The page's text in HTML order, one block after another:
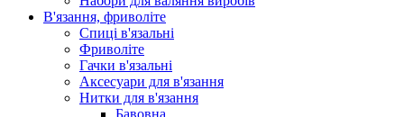
В'язання, фриволіте
Спиці в'язальні
Фриволіте
Гачки в'язальні
Аксесуари для в'язання
Нитки для в'язання
Бавовна